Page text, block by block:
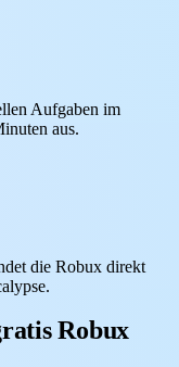
Aufgaben im
aus.
die Robux direkt
Robux